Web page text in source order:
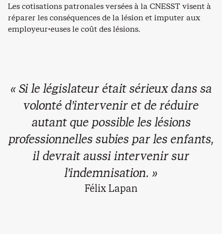
Les cotisations patronales versées à la CNESST visent à
réparer les conséquences de la lésion et imputer aux
employeur·euses le coût des lésions.
« Si le législateur était sérieux dans sa
volonté d’intervenir et de réduire
autant que possible les lésions
professionnelles subies par les enfants,
il devrait aussi intervenir sur
l’indemnisation. »
Félix Lapan